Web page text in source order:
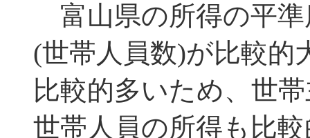
富山県の所得の平準
(世帯人員数)が比較的
比較的多いため、世
世帯人員の所得も比